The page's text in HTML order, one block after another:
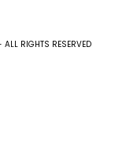
RIGHTS RESERVED